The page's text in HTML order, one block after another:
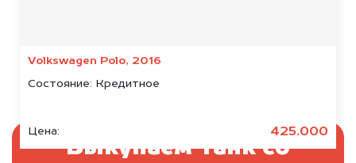
Volkswagen Polo, 2016
Состояние: Кредитное
Цена: 425.000
Выкупаем Танк со